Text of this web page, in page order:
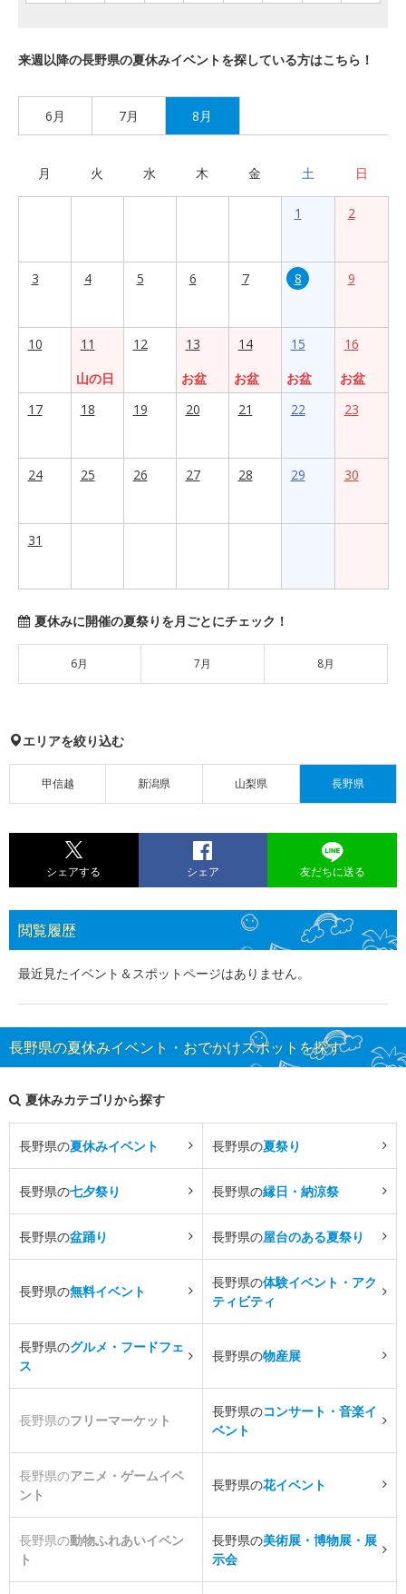
来週以降の長野県の夏休みイベントを探している方はこちら！
6月 7月 8月
月 火 水 木 金 土 日
1 2
3 4 5 6 7 8 9
10
11
山の日
12
13
お盆
14
お盆
15
お盆
16
お盆
17
18 19 20 21 22 23
24 25 26 27 28 29 30
31
夏休みに開催の夏祭りを月ごとにチェック！
6月 7月 8月
エリアを絞り込む
甲信越 新潟県 山梨県 長野県
シェアする シェア 友だちに送る
閲覧履歴
最近見たイベント＆スポットページはありません。
長野県の夏休みイベント・おでかけスポットを探す
夏休みカテゴリから探す
長野県の夏休みイベント 長野県の夏祭り
長野県の七夕祭り 長野県の縁日・納涼祭
長野県の盆踊り 長野県の屋台のある夏祭り
長野県の無料イベント
長野県の体験イベント・アク
ティビティ
長野県のグルメ・フードフェ
ス
長野県の物産展
長野県のフリーマーケット
長野県のコンサート・音楽イ
ベント
長野県のアニメ・ゲームイベ
ント
長野県の花イベント
長野県の動物ふれあいイベン
ト
長野県の美術展・博物展・展
示会